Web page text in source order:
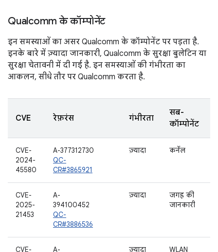
Qualcomm के कॉम्पोनेंट
इन समस्याओं का असर Qualcomm के कॉम्पोनेंट पर पड़ता है.
इनके बारे में ज़्यादा जानकारी, Qualcomm के सुरक्षा बुलेटिन या
सुरक्षा चेतावनी में दी गई है. इन समस्याओं की गंभीरता का
आकलन, सीधे तौर पर Qualcomm करता है.
CVE रेफ़रंस गंभीरता
सब-
कॉम्पोनेंट
CVE-
2024-
45580
A-377312730
QC-
CR#3865921
ज़्यादा कर्नेल
CVE-
2025-
21453
A-
394100452
QC-
CR#3886536
ज़्यादा
जगह की
जानकारी
CVE-
A-
ज़्यादा WLAN